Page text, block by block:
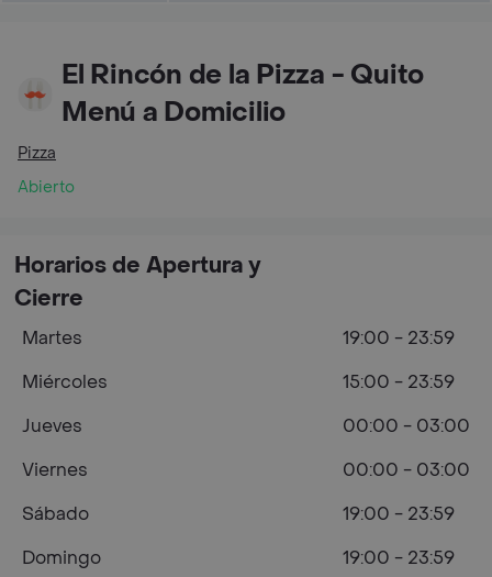
El Rincón de la Pizza - Quito
Menú a Domicilio
Pizza
Abierto
Horarios de Apertura y
Cierre
Martes
19:00 - 23:59
Miércoles
15:00 - 23:59
Jueves
00:00 - 03:00
Viernes
00:00 - 03:00
Sábado
19:00 - 23:59
Domingo
19:00 - 23:59